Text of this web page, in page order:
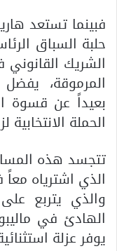
فبينما تستعد
الشريك
المرموقة، يفضل
بعيداً عن قسوة
الحملة
تتجسد هذه
الذي اشترياه
والذي يتربع
الهادئ في
يوفر عزلة